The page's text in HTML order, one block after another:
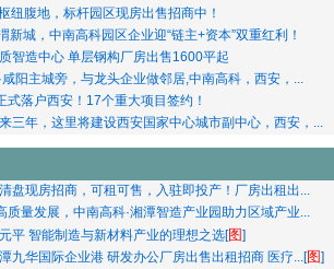
纽腹地，标杆园区现房出售招商中！
城，中南高科园区企业迎“链主+资本”双重红利！
智造中心 单层钢构厂房出售1600平起
阳主城旁，与龙头企业做邻居,中南高科，西安，...
落户西安！17个重大项目签约！
三年，这里将建设西安国家中心城市副中心，西安，...
盘现房招商，可租可售，入驻即投产！厂房出租出...
质量发展，中南高科·湘潭智造产业园助力区域产业...
平 智能制造与新材料产业的理想之选[图]
九华国际企业港 研发办公厂房出售出租招商 医疗...[图]